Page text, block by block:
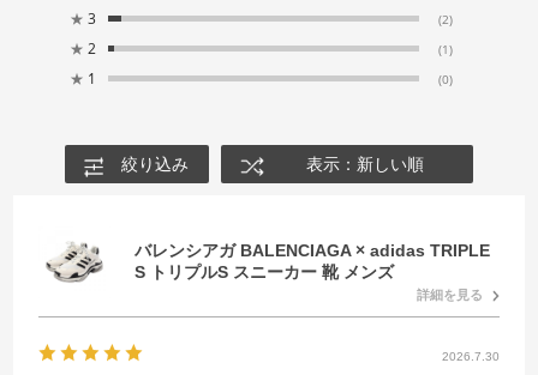
★ 3 (2)
★ 2 (1)
★ 1 (0)
絞り込み 表示：新しい順
バレンシアガ BALENCIAGA × adidas TRIPLE
S トリプルS スニーカー 靴 メンズ
詳細を見る
2026.7.30